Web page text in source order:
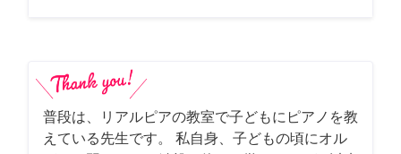
普段は、リアルピアの教室で子どもにピアノを教
えている先生です。 私自身、子どもの頃にオル